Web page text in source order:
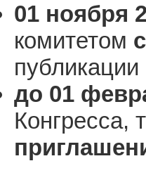
01 ноября
комитетом
публикации
до 01
Конгресса,